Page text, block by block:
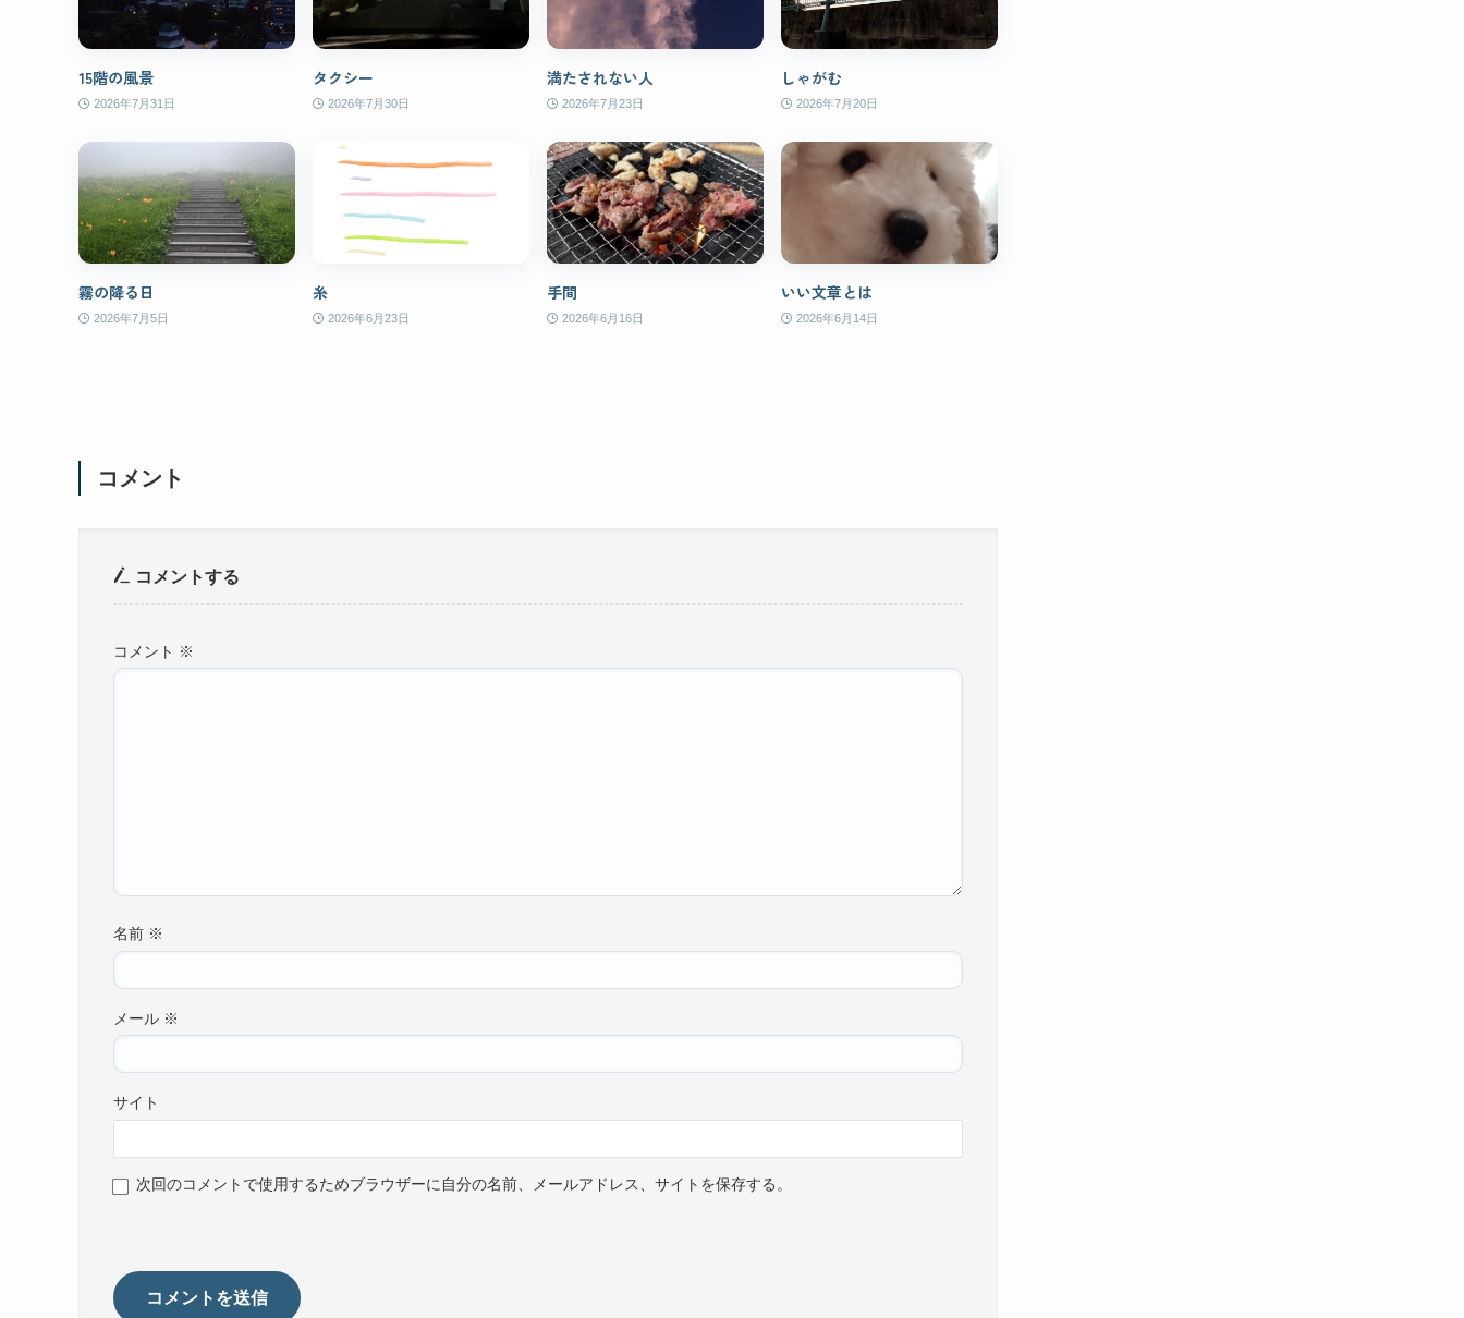
15階の風景
2026年7月31日
タクシー
2026年7月30日
満たされない人
2026年7月23日
しゃがむ
2026年7月20日
霧の降る日
2026年7月5日
糸
2026年6月23日
手間
2026年6月16日
いい文章とは
2026年6月14日
コメント
コメントする
コメント ※
名前 ※
メール ※
サイト
次回のコメントで使用するためブラウザーに自分の名前、メールアドレス、サイトを保存する。